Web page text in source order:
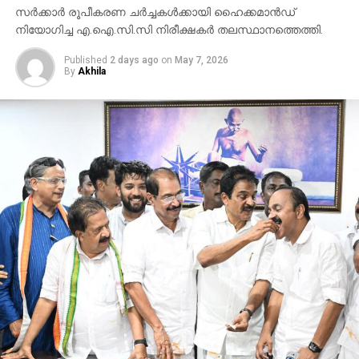
സര്‍ക്കാര്‍ രൂപീകരണ ചര്‍ച്ചകള്‍ക്കായി ഹൈക്കമാന്‍ഡ്
നിയോഗിച്ച എ.ഐ.സി.സി നിരീക്ഷകര്‍ തലസ്ഥാനത്തെത്തി.
Published 2 days ago on May 7, 2026
By Akhila